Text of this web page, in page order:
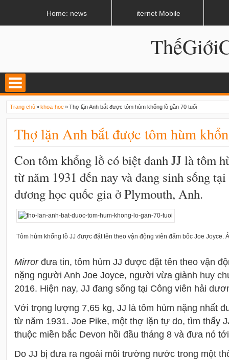
Trang chủ»khoa-hoc »Thợ lặn Anh bắt được tôm hùm khổng lồ gần 70 tuổi
Thợ lặn Anh bắt được tôm hùm
Con tôm khổng lồ có biệt danh JJ là tôm
từ năm 1931 đến nay và đang sinh sống
dương học quốc gia ở Plymouth, Anh.
Tôm hùm khổng lồ JJ được đặt tên theo vận động viên đấm bốc Joe Joyce.
Mirrorđưa tin, tôm hùm JJ được đặt tên theo vận
nặng người Anh Joe Joyce, người vừa giành huy
2016. Hiện nay, JJ đang sống tại Công viên hải
Với trọng lượng 7,65 kg, JJ là tôm hùm nặng nhất
từ năm 1931. Joe Pike, một thợ lặn tự do, tìm thấy
thuộc miền bắc Devon hồi đầu tháng 8 và đưa nó
Do JJ bị đưa ra ngoài môi trường nước trong một
Home: news iternet Mobile